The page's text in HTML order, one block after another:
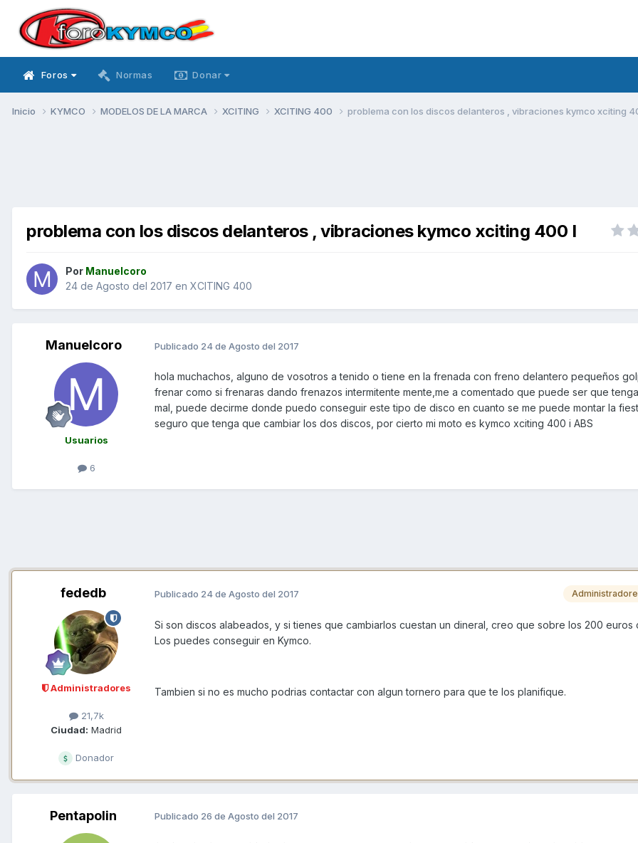
Foros Normas Donar
Inicio KYMCO MODELOS DE LA MARCA XCITING XCITING 400 problema con los discos delanteros , vibraciones kymco xciting
problema con los discos delanteros , vibraciones kymco xciting 400 I
Por Manuelcoro
24 de Agosto del 2017 en XCITING 400
Manuelcoro
Usuarios
6
Publicado 24 de Agosto del 2017
hola muchachos, alguno de vosotros a tenido o tiene en la frenada con freno delantero pequeños
frenar como si frenaras dando frenazos intermitente mente,me a comentado que puede ser que
mal, puede decirme donde puedo conseguir este tipo de disco en cuanto se me puede montar la
seguro que tenga que cambiar los dos discos, por cierto mi moto es kymco xciting 400 i ABS
fededb
Administradores
21,7k
Ciudad: Madrid
Donador
Publicado 24 de Agosto del 2017
Si son discos alabeados, y si tienes que cambiarlos cuestan un dineral, creo que sobre los 200 euros
Los puedes conseguir en Kymco.
Tambien si no es mucho podrias contactar con algun tornero para que te los planifique.
Pentapolin Publicado 26 de Agosto del 2017